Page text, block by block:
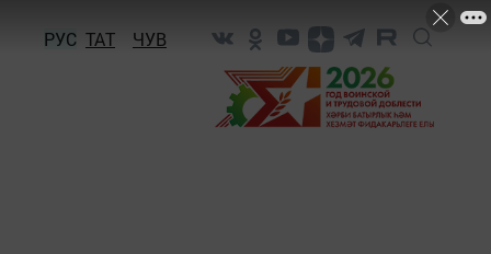
РУС ТАТ ЧУВ